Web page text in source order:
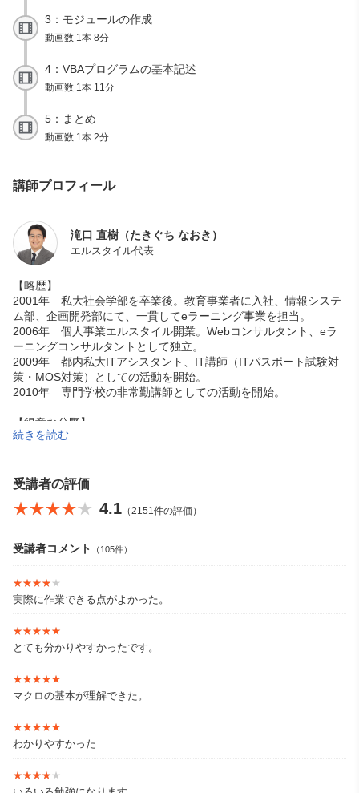
3：モジュールの作成
動画数 1本 8分
4：VBAプログラムの基本記述
動画数 1本 11分
5：まとめ
動画数 1本 2分
講師プロフィール
滝口 直樹（たきぐち なおき）
エルスタイル代表
【略歴】
2001年 私大社会学部を卒業後。教育事業者に入社、情報システ
ム部、企画開発部にて、一貫してeラーニング事業を担当。
2006年 個人事業エルスタイル開業。Webコンサルタント、eラ
ーニングコンサルタントとして独立。
2009年 都内私大ITアシスタント、IT講師（ITパスポート試験対
策・MOS対策）としての活動を開始。
2010年 専門学校の非常勤講師としての活動を開始。
【得意な分野】
・ITパスポート
【著書】
『ゼロからはじめるITパスポートの問題集』 とりい書房
『(音声講義・全文PDF付) 文系女子のためのITパスポート合格テ
続きを読む
受講者の評価
★★★★★
★★★★★ 4.1 （2151件の評価）
受講者コメント （105件）
★★★★★
★★★★★
実際に作業できる点がよかった。
★★★★★
★★★★★
とても分かりやすかったです。
★★★★★
★★★★★
マクロの基本が理解できた。
★★★★★
★★★★★
わかりやすかった
★★★★★
★★★★★